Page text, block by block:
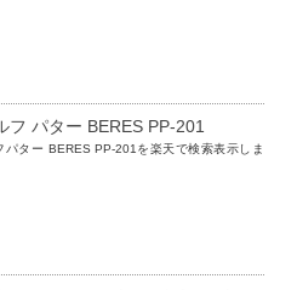
フ パター BERES PP-201
パター BERES PP-201を楽天で検索表示しま